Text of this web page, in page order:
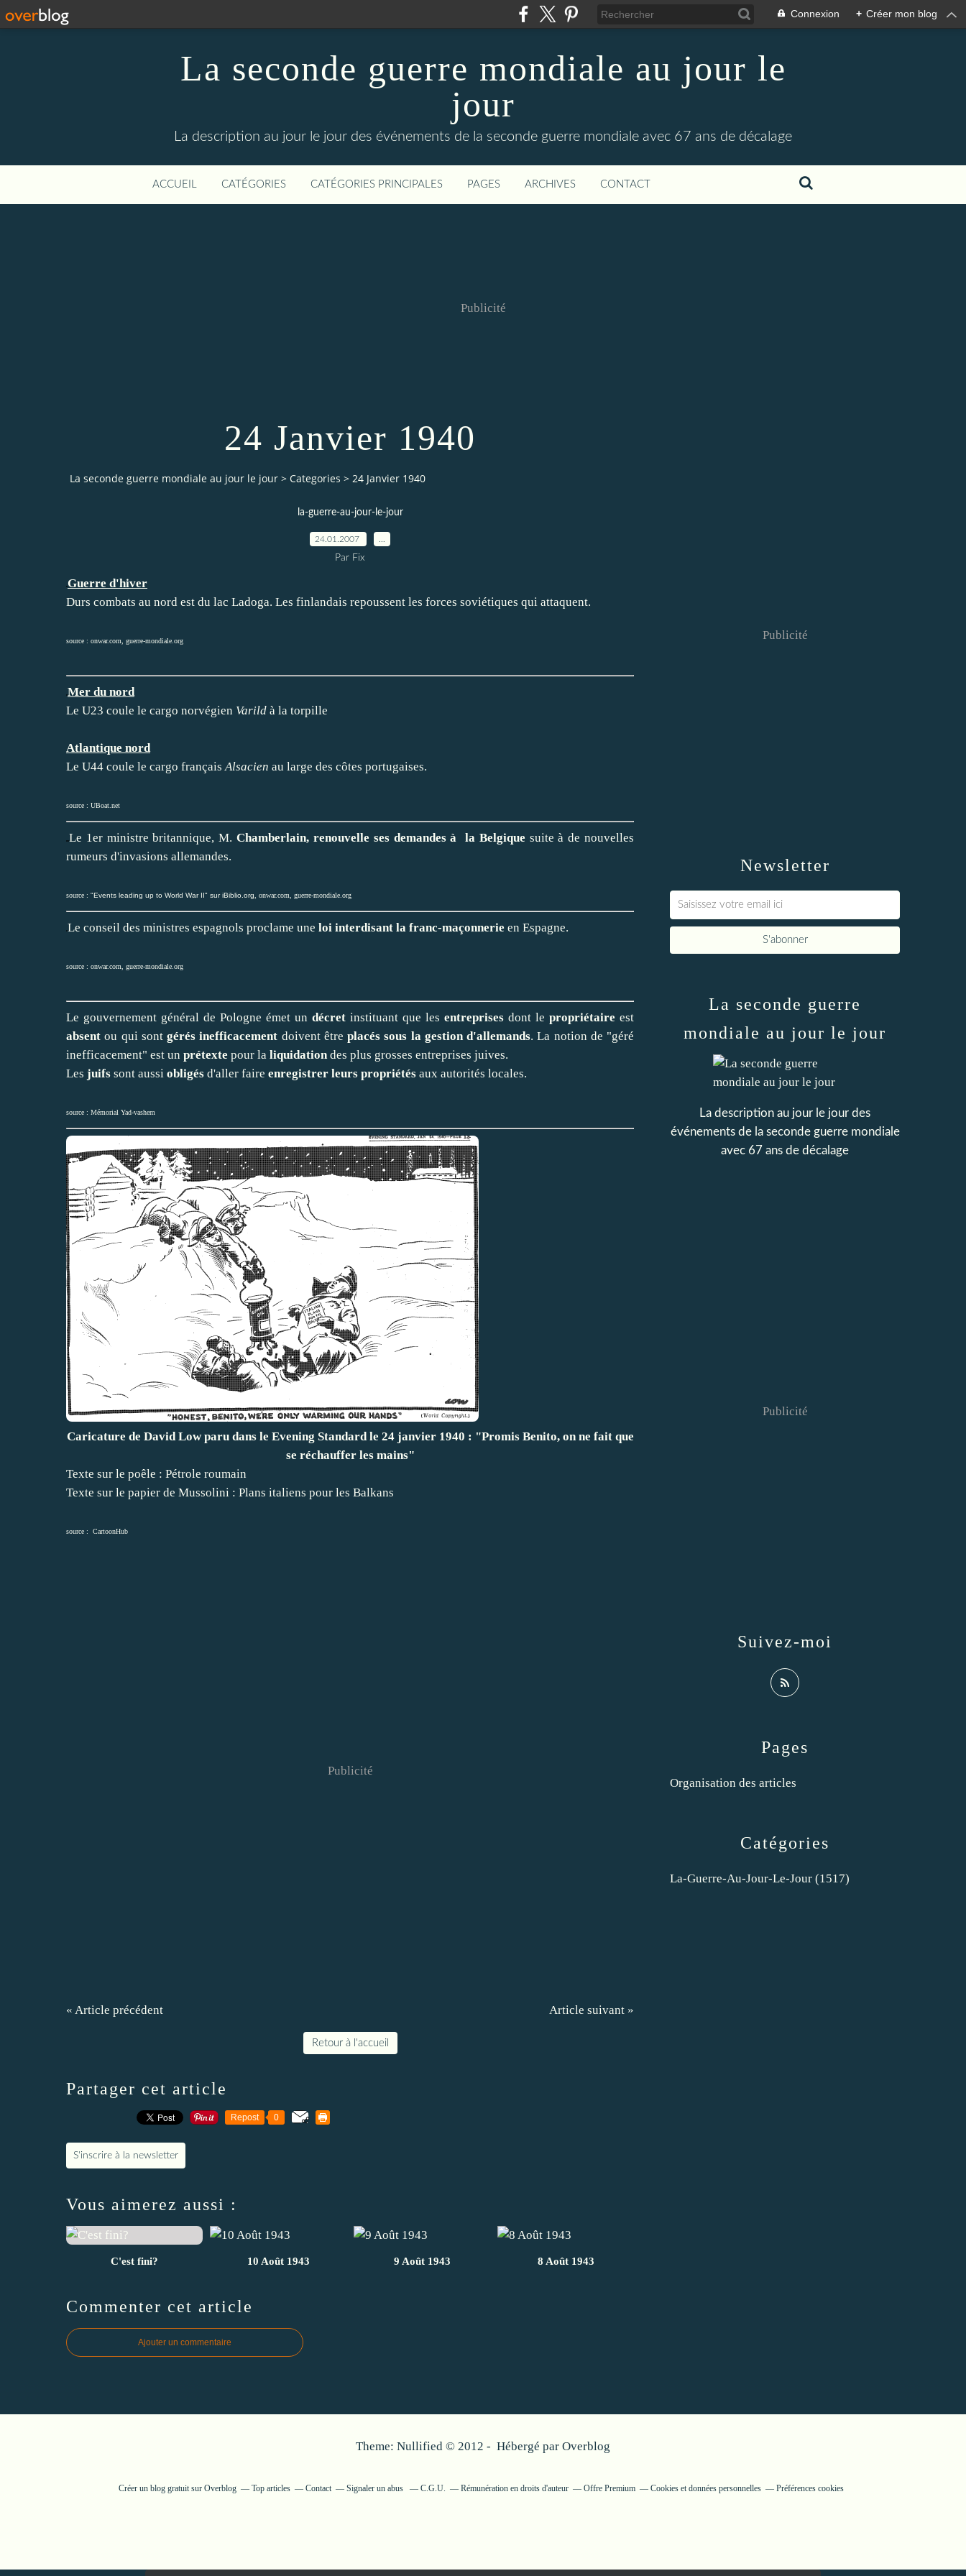
Connexion + Créer mon blog
La seconde guerre mondiale au jour le
jour
La description au jour le jour des événements de la seconde guerre mondiale avec 67 ans de décalage
ACCUEIL CATÉGORIES CATÉGORIES PRINCIPALES PAGES ARCHIVES CONTACT
Publicité
24 Janvier 1940
La seconde guerre mondiale au jour le jour > Categories > 24 Janvier 1940
la-guerre-au-jour-le-jour
24.01.2007
Par Fix
Guerre d'hiver
Durs combats au nord est du lac Ladoga. Les finlandais repoussent les forces soviétiques qui attaquent.
source : onwar.com guerre-mondiale.org
Mer du nord
Le U23 coule le cargo norvégien Varild à la torpille
Atlantique nord
Le U44 coule le cargo français Alsacien au large des côtes portugaises.
source : UBoat.net
Le 1er ministre britannique, M.Chamberlain, renouvelle ses demandes à la Belgique suite à de nouvelles
rumeurs d'invasions allemandes.
source : "Events leading up to World War II" sur iBiblio.org onwar.com guerre-mondiale.org
Le conseil des ministres espagnols proclame une loi interdisant la franc-maçonnerie en Espagne.
source : onwar.com guerre-mondiale.org
Le gouvernement général de Pologne émet un décret instituant que les entreprises dont le propriétaire est
absentou qui sont gérés inefficacement doivent être placés sous la gestion d'allemands. La notion de "géré
inefficacement" est un prétexte pour la liquidation des plus grosses entreprises juives.
Les juifs sont aussi obligés d'aller faire enregistrer leurs propriétés aux autorités locales.
source : Mémorial Yad-vashem
Caricature de David Low paru dans le Evening Standard le 24 janvier 1940 : "Promis Benito, on ne fait que
se réchauffer les mains"
Texte sur le poêle : Pétrole roumain
Texte sur le papier de Mussolini : Plans italiens pour les Balkans
source : CartoonHub
Publicité
« Article précédent Article suivant »
Retour à l'accueil
Partager cet article
Repost 0
S'inscrire à la newsletter
Vous aimerez aussi :
C'est fini? 10 Août 1943 9 Août 1943 8 Août 1943
Commenter cet article
Ajouter un commentaire
Newsletter
Publicité
Catégories
La-Guerre-Au-Jour-Le-Jour (1517)
Pages
Organisation des articles
La seconde guerre
mondiale au jour le jour
La description au jour le jour des
événements de la seconde guerre mondiale
avec 67 ans de décalage
Suivez-moi
Publicité
Theme: Nullified © 2012 - Hébergé par Overblog
Créer un blog gratuit sur Overblog Top articles Contact Signaler un abus C.G.U. Rémunération en droits d'auteur Offre Premium Cookies et données personnelles Préférences cookies